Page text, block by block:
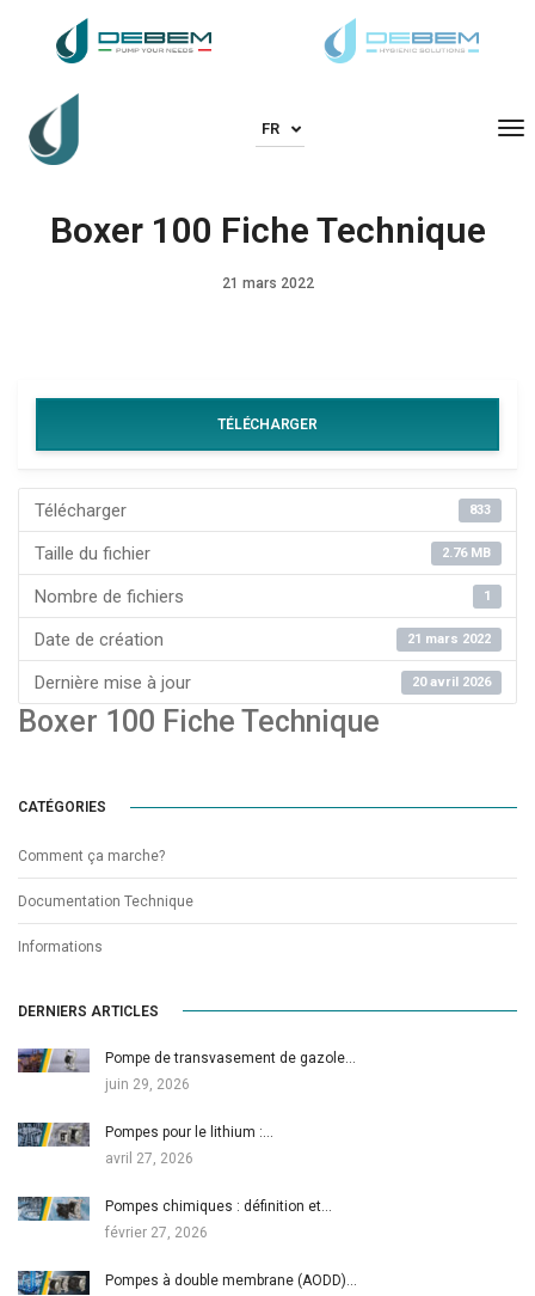
FR
Boxer 100 Fiche Technique
21 mars 2022
TÉLÉCHARGER
Télécharger 833
Taille du fichier 2.76 MB
Nombre de fichiers 1
Date de création 21 mars 2022
Dernière mise à jour 20 avril 2026
Boxer 100 Fiche Technique
CATÉGORIES
Comment ça marche?
Documentation Technique
Informations
DERNIERS ARTICLES
Pompe de transvasement de gazole…
juin 29, 2026
Pompes pour le lithium :…
avril 27, 2026
Pompes chimiques : définition et…
février 27, 2026
Pompes à double membrane (AODD)…